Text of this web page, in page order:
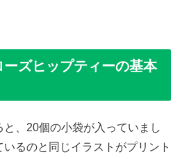
ズヒップティーの基本
、20個の小袋が入っていまし
るのと同じイラストがプリント